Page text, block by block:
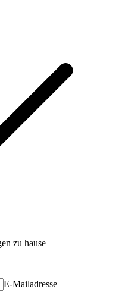
zu hause
E-Mailadresse